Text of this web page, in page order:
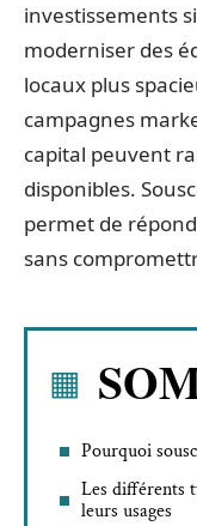
investissements
moderniser des
locaux plus
campagnes
capital peuvent
disponibles.
permet de
sans
Pourquoi
Les différents
leurs usages